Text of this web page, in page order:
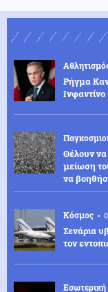
Ρήγμα
Θέλουν
μείωση
να
Κόσμος
Σενάρια
τον